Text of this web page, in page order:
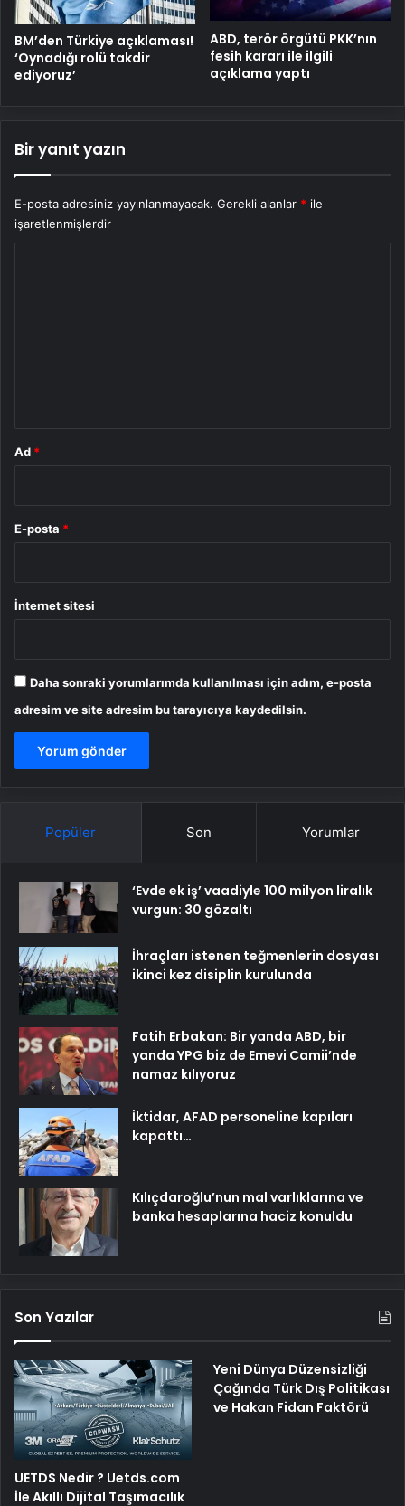
BM’den Türkiye açıklaması!
‘Oynadığı rolü takdir
ediyoruz’
ABD, terör örgütü PKK’nın
fesih kararı ile ilgili
açıklama yaptı
Bir yanıt yazın
E-posta adresiniz yayınlanmayacak. Gerekli alanlar * ile
işaretlenmişlerdir
Ad *
E-posta *
İnternet sitesi
Daha sonraki yorumlarımda kullanılması için adım, e-posta
adresim ve site adresim bu tarayıcıya kaydedilsin.
Popüler Son Yorumlar
‘Evde ek iş’ vaadiyle 100 milyon liralık
vurgun: 30 gözaltı
İhraçları istenen teğmenlerin dosyası
ikinci kez disiplin kurulunda
Fatih Erbakan: Bir yanda ABD, bir
yanda YPG biz de Emevi Camii’nde
namaz kılıyoruz
İktidar, AFAD personeline kapıları
kapattı…
Kılıçdaroğlu’nun mal varlıklarına ve
banka hesaplarına haciz konuldu
Son Yazılar
UETDS Nedir ? Uetds.com
İle Akıllı Dijital Taşımacılık
Yeni Dünya Düzensizliği
Çağında Türk Dış Politikası
ve Hakan Fidan Faktörü